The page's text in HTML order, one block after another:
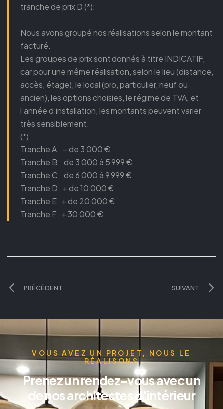
tranche de prix D (*):
Nous avons groupé nos réalisations selon le montant
facturé.
Les groupes de prix sont donnés à titre INDICATIF,
car pour une même réalisation, selon le lieu (distance,
accès, étage), le local (pro, particulier, neuf ou
ancien), les options choisies, le régime de TVA, et
l’année d’installation, les montants peuvent varier
très sensiblement.
(*)
Tranche A – de 3 000 €
Tranche B de 3 000 à 5 999 €
Tranche C de 6 000 à 9 999 €
Tranche D + de 10 000 €
Tranche E + de 20 000 €
Tranche F + 30 000 €
PRÉCÉDENT SUIVANT
VOUS AVEZ UN PROJET, NOUS LE
RÉALISONS
Prenez un rendez-vous avec un
de nos architectes d'intérieur